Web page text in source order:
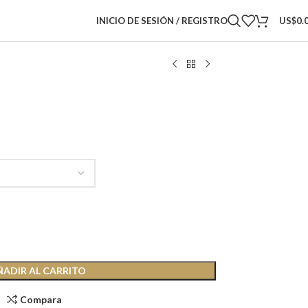
INICIO DE SESIÓN / REGISTRO US$
AL CARRITO
Compara